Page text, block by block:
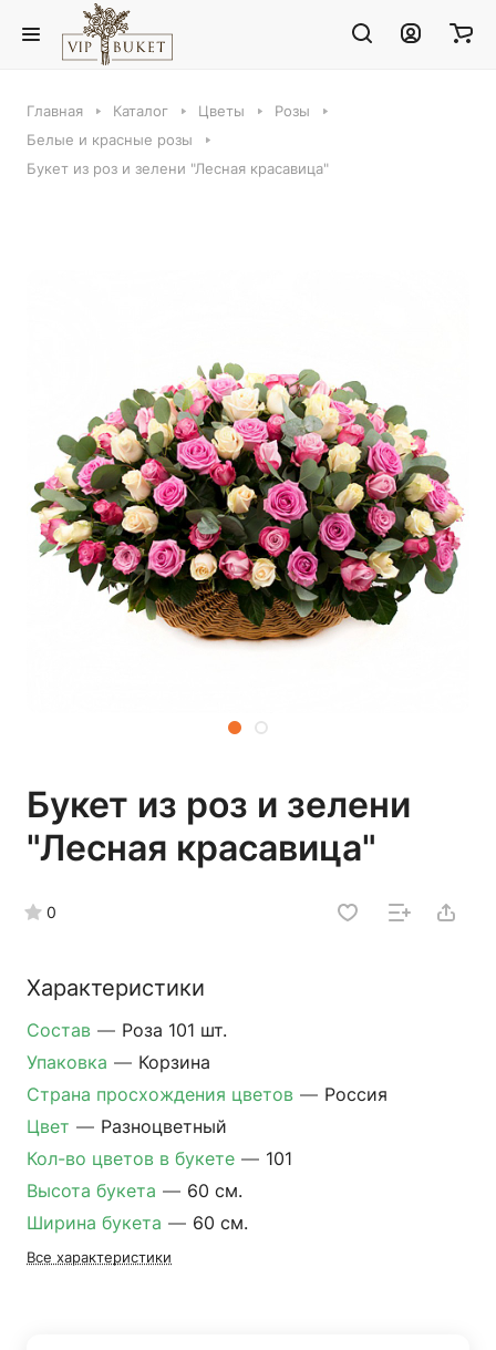
Главная Каталог Цветы
Розы
Белые и красные розы
Букет из роз и зелени "Лесная красавица"
Букет из роз и зелени
"Лесная красавица"
0
Характеристики
Состав — Роза 101 шт.
Упаковка — Корзина
Страна просхождения цветов — Россия
Цвет — Разноцветный
Кол-во цветов в букете — 101
Высота букета — 60 см.
Ширина букета — 60 см.
Все характеристики